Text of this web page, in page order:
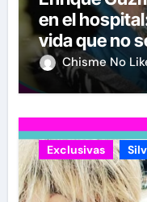
en el
vida que no
Chisme No
Exclusivas